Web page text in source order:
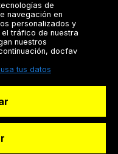
de
navegación en
personalizados y
tráfico de nuestra
nuestros
docfav
tus datos